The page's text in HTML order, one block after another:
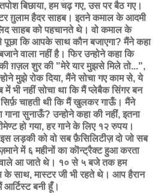
बिछाया, हम चढ़ गए, उस पर बैठ गए।
ग़ुलाम हैदर साहब। इतने कमाल के आदमी
साहब को पहचानते थे। वो कमाल के
कि आपके साथ कौन बजाएगा? मैंने कहा
वाला नहीं है। फिर उन्होने कहा कि
ग़ज़ल शुर की "मेरे यार मुझसे मिले तो...",
मुझे रोक दिया, मैंने सोचा गए काम से, ये
में भी नहीं सोचा था कि मैं प्लेबैक सिंगर बन
सिर्फ़ चाहती थी कि मैं खुलकर गाऊँ। मैंने
सुनाऊँ? उन्होने कहा की नहीं, इतना
हो गया, हर गाने के लिए १२ रुपय।
लड़की को वो सब फ़ैसिलिटीज़ दो जो सब
में ६ महीनों का कॊन्ट्रैक्ट हुआ करता
वाले आ जाते थे। १० से ५ बजे तक हम
के साथ, मास्टर जी भी रहते थे। आप हैरान
आर्टिस्ट बनी हूँ।